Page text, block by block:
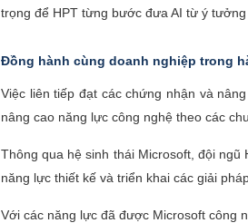
trọng để HPT từng bước đưa AI từ ý
Đồng hành cùng doanh nghiệp trong
Việc liên tiếp đạt các chứng nhận và
nâng cao năng lực công nghệ theo các
Thông qua hệ sinh thái Microsoft, đội
năng lực thiết kế và triển khai các giải
Với các năng lực đã được Microsoft công